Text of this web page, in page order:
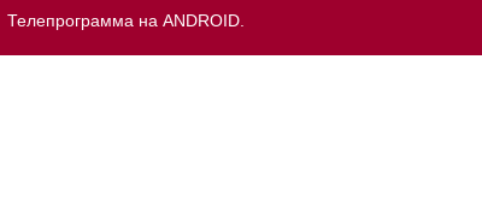
Телепрограмма на ANDROID.